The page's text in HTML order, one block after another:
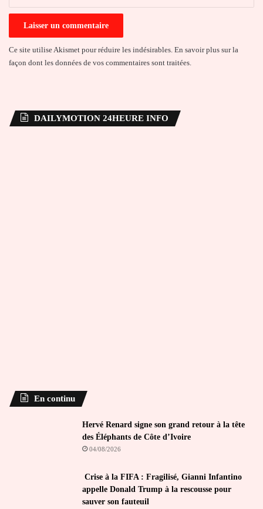
Ce site utilise Akismet pour réduire les indésirables. En savoir plus sur la
façon dont les données de vos commentaires sont traitées.
DAILYMOTION 24HEURE INFO
En continu
Hervé Renard signe son grand retour à la tête
des Éléphants de Côte d’Ivoire
04/08/2026
Crise à la FIFA : Fragilisé, Gianni Infantino
appelle Donald Trump à la rescousse pour
sauver son fauteuil